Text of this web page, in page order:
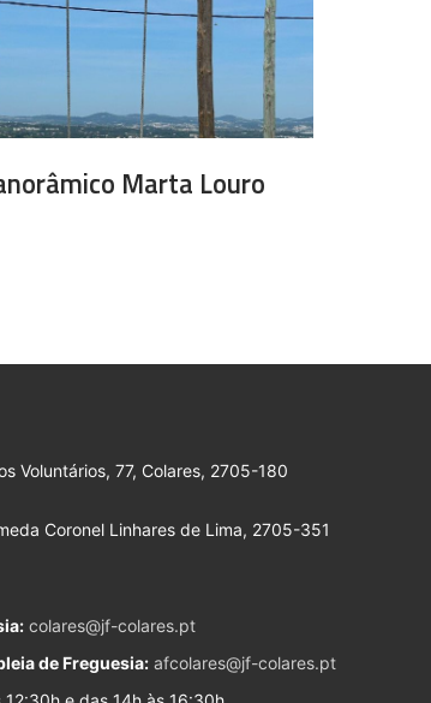
Marta Louro
Voluntários, 77, Colares, 2705-180
Coronel Linhares de Lima, 2705-351
colares@jf-colares.pt
de Freguesia: afcolares@jf-colares.pt